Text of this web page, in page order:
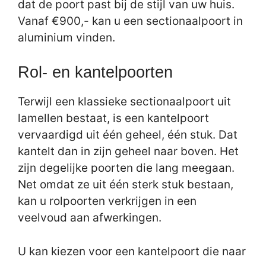
dat de poort past bij de stijl van uw huis.
Vanaf €900,- kan u een sectionaalpoort in
aluminium vinden.
Rol- en kantelpoorten
Terwijl een klassieke sectionaalpoort uit
lamellen bestaat, is een kantelpoort
vervaardigd uit één geheel, één stuk. Dat
kantelt dan in zijn geheel naar boven. Het
zijn degelijke poorten die lang meegaan.
Net omdat ze uit één sterk stuk bestaan,
kan u rolpoorten verkrijgen in een
veelvoud aan afwerkingen.
U kan kiezen voor een kantelpoort die naar